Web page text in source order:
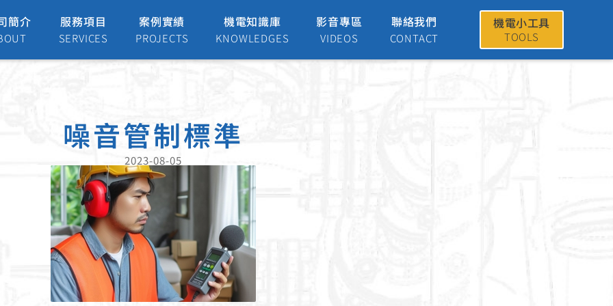
簡介 服務項目
SERVICES
案例實績
PROJECTS
機電知識庫
KNOWLEDGES
影音專區
VIDEOS
聯絡我們
CONTACT
機電小工具
TOOLS
噪音管制標準
2023-08-05